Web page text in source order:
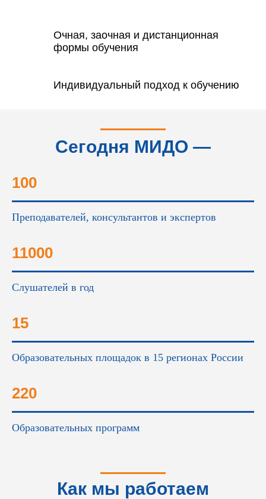
Очная, заочная и дистанционная
формы обучения
Индивидуальный подход к обучению
Сегодня МИДО —
100
Преподавателей, консультантов и экспертов
11000
Слушателей в год
15
Образовательных площадок в 15 регионах России
220
Образовательных программ
Как мы работаем